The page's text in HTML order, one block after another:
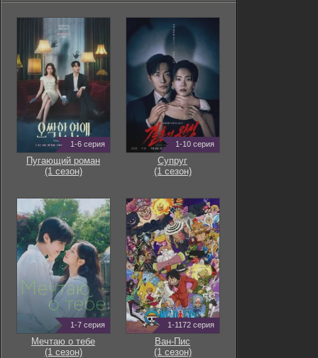
1-6 серия
Пугающий роман
(1 сезон)
1-10 серия
Супруг
(1 сезон)
1-7 серия
Мечтаю о тебе
(1 сезон)
1-1172 серия
Ван-Пис
(1 сезон)